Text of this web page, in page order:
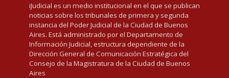
iJudicial es un medio institucional en el que se publican
noticias sobre los tribunales de primera y segunda
instancia del Poder Judicial de la Ciudad de Buenos
Aires. Está administrado por el Departamento de
Información Judicial, estructura dependiente de la
Dirección General de Comunicación Estratégica del
Consejo de la Magistratura de la Ciudad de Buenos
Aires